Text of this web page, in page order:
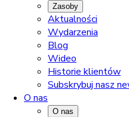
Zasoby
Aktualności
Wydarzenia
Blog
Wideo
Historie klientów
Subskrybuj nasz
O nas
O nas